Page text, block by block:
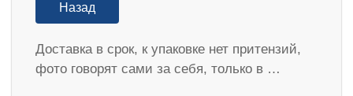
Назад
Доставка в срок, к упаковке нет притензий,
фото говорят сами за себя, только в …